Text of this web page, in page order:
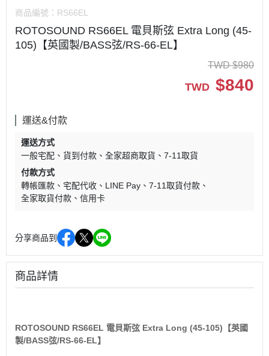
商品編號： RS66EL
ROTOSOUND RS66EL 電貝斯弦 Extra Long (45-
105)【英國製/BASS弦/RS-66-EL】
TWD $980
TWD $840
運送&付款
運送方式
一般宅配
貨到付款 全家超商取貨
7-11取貨
付款方式
轉帳匯款
宅配代收 LINE Pay
7-11取貨付款
全家取貨付款
信用卡
分享商品到
商品詳情
ROTOSOUND RS66EL 電貝斯弦 Extra Long (45-105)【英國
製/BASS弦/RS-66-EL】